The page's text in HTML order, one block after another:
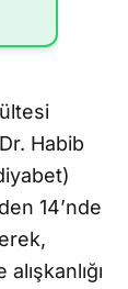
Habib
14’nde